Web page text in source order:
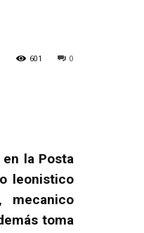
0
601
en la Posta
leonistico
mecanico
toma